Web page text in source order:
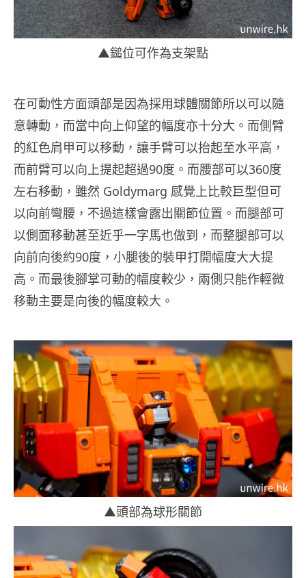
▲鎚位可作為支架點
在可動性方面頭部是因為採用球體關節所以可以隨
意轉動，而當中向上仰望的幅度亦十分大。而側臂
的紅色肩甲可以移動，讓手臂可以抬起至水平高，
而前臂可以向上提起超過90度。而腰部可以360度
左右移動，雖然 Goldymarg 感覺上比較巨型但可
以向前彎腰，不過這樣會露出關節位置。而腿部可
以側面移動甚至近乎一字馬也做到，而整腿部可以
向前向後約90度，小腿後的裝甲打開幅度大大提
高。而最後腳掌可動的幅度較少，兩側只能作輕微
移動主要是向後的幅度較大。
▲頭部為球形關節